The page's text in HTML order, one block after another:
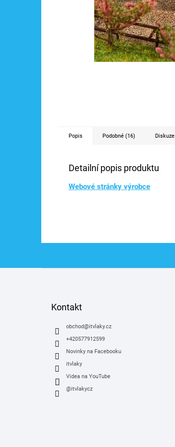
Popis Podobné (16) Diskuze
Detailní popis produktu
Webové stránky výrobce
Kontakt
obchod@itvlaky.cz
+420577912599
Novinky na Facebooku
itvlaky
Videa na YouTube
@itvlakycz